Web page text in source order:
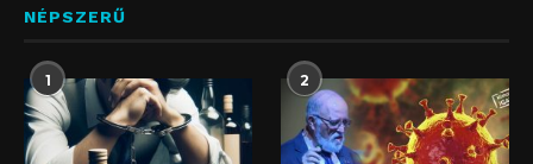
NÉPSZERŰ
1 2